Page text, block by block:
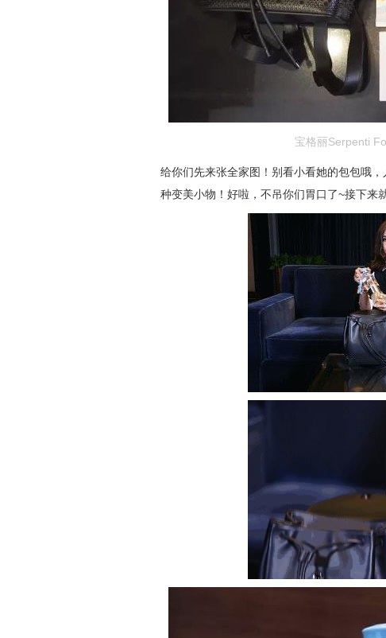
宝格丽Serpenti
给你们先来张全家图！别看小看她的包包哦
种变美小物！好啦，不吊你们胃口了~接下来